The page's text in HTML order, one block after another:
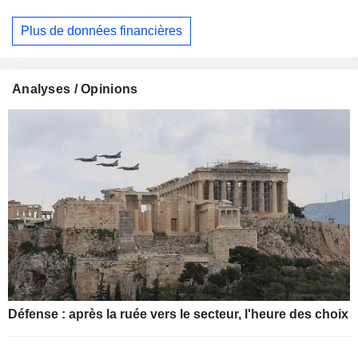
Plus de données financières
Analyses / Opinions
Défense : après la ruée vers le secteur, l'heure des choix